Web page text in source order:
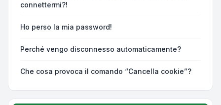
connettermi?!
Ho perso la mia password!
Perché vengo disconnesso automaticamente?
Che cosa provoca il comando “Cancella cookie”?